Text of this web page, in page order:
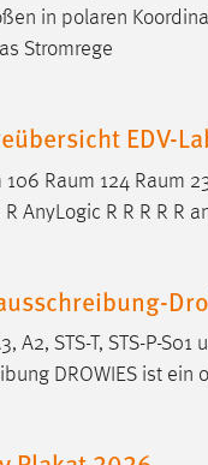
in polaren
Stromrege
EDV-
106 Raum 124 Raum
AnyLogic R R R R R
A2, STS-T, STS-P-
DROWIES ist